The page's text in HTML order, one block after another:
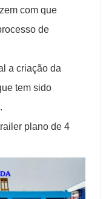
com que
de
a criação da
tem sido
plano de 4